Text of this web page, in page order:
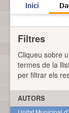
Inici
Filtres
Cliqueu sobre
termes de la
per filtrar els
AUTORS